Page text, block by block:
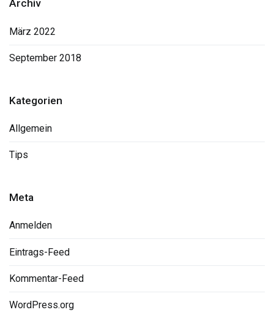
Archiv
März 2022
September 2018
Kategorien
Allgemein
Tips
Meta
Anmelden
Eintrags-Feed
Kommentar-Feed
WordPress.org